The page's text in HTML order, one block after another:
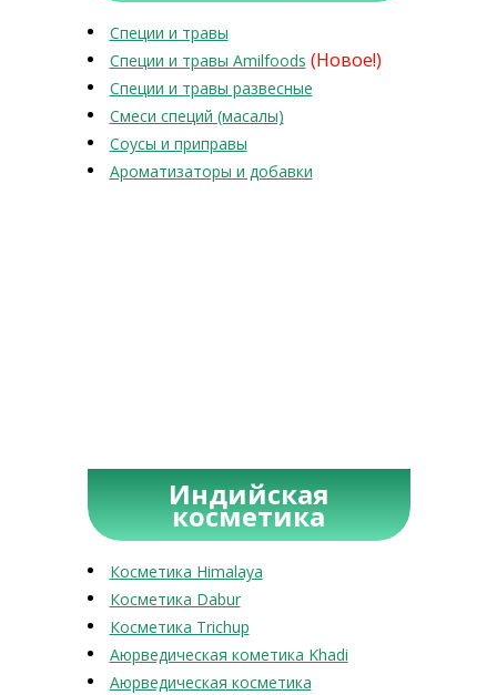
Специи и травы
Специи и травы Amilfoods (Новое!)
Специи и травы развесные
Смеси специй (масалы)
Соусы и приправы
Ароматизаторы и добавки
Индийская
косметика
Косметика Himalaya
Косметика Dabur
Косметика Trichup
Аюрведическая кометика Khadi
Аюрведическая косметика